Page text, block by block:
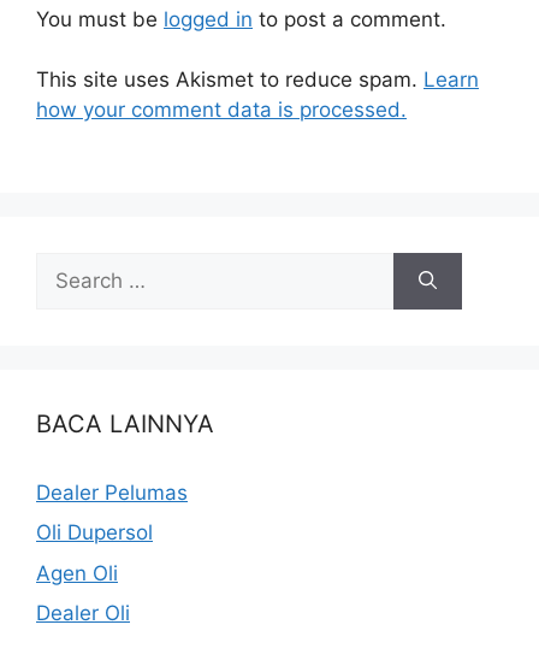
You must be logged in to post a comment.
This site uses Akismet to reduce spam. Learn
how your comment data is processed.
BACA LAINNYA
Dealer Pelumas
Oli Dupersol
Agen Oli
Dealer Oli